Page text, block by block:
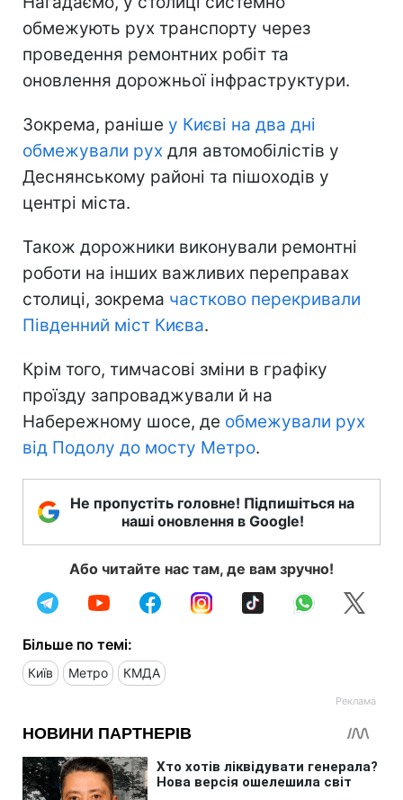
обмежують рух транспорту через
проведення ремонтних робіт та
оновлення дорожньої інфраструктури.
Зокрема, раніше у Києві на два дні
обмежували рух для автомобілістів у
Деснянському районі та пішоходів у
центрі міста.
Також дорожники виконували ремонтні
роботи на інших важливих переправах
столиці, зокрема частково перекривали
Південний міст Києва.
Крім того, тимчасові зміни в графіку
проїзду запроваджували й на
Набережному шосе, де обмежували рух
від Подолу до мосту Метро.
Не пропустіть головне! Підпишіться на
наші оновлення в Google!
Або читайте нас там, де вам зручно!
Більше по темі:
Київ Метро КМДА